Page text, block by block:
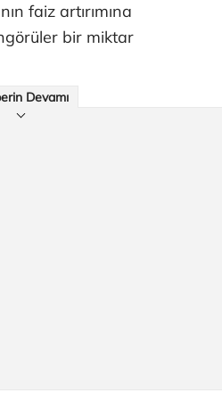
faiz artırımına
bir miktar
Devamı